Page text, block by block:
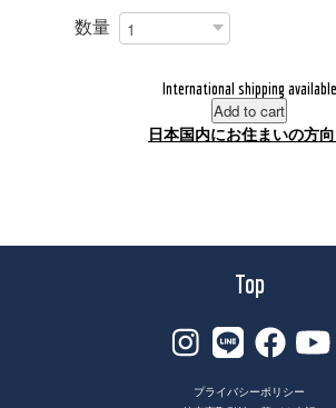
数量
International shipping available
Add to cart
日本国内にお住まいの方
Top
プライバシーポリシー